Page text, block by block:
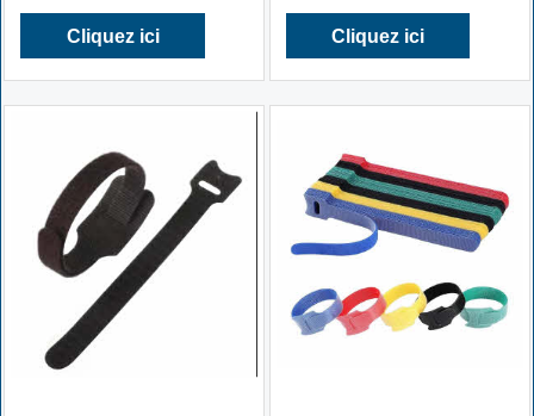
Cliquez ici Cliquez ici